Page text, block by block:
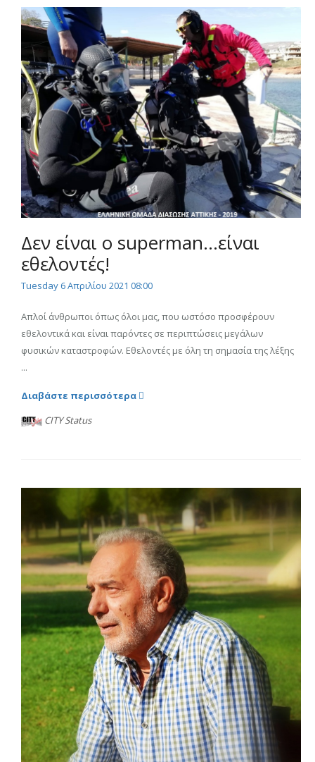
Δεν είναι ο superman...είναι
εθελοντές!
Tuesday 6 Απριλίου 2021 08:00
Απλοί άνθρωποι όπως όλοι μας, που ωστόσο προσφέρουν
εθελοντικά και είναι παρόντες σε περιπτώσεις μεγάλων
φυσικών καταστροφών. Εθελοντές με όλη τη σημασία της λέξης
...
Διαβάστε περισσότερα
CITY Status